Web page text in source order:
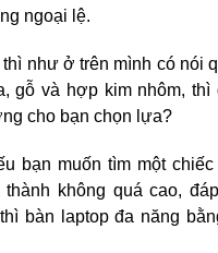
ngoại lệ.
thì như ở trên mình có nói
gỗ và hợp kim nhôm, thì
cho bạn chọn lựa?
bạn muốn tìm một
thành không quá cao,
bàn laptop đa năng